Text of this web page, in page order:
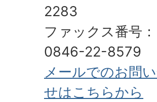
2283
ファックス番号：
0846-22-8579
メールでのお問
せはこちらから